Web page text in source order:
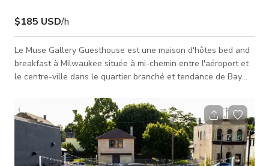
$185 USD/h
Le Muse Gallery Guesthouse est une maison d'hôtes bed and
breakfast à Milwaukee située à mi-chemin entre l'aéroport et
le centre-ville dans le quartier branché et tendance de Bay
moderne et est également une galerie d'art.